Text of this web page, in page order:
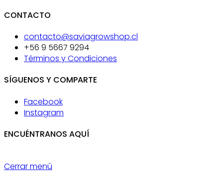
CONTACTO
contacto@saviagrowshop.cl
+56 9 5667 9294
Términos y Condiciones
SÍGUENOS Y COMPARTE
Facebook
Instagram
ENCUÉNTRANOS AQUÍ
Cerrar menú